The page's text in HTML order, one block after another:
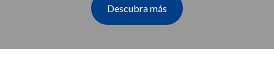
Descubra más